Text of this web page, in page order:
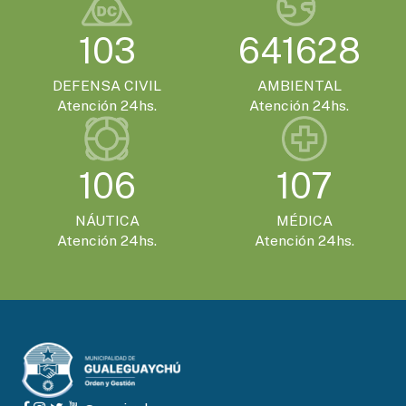
103
DEFENSA CIVIL
Atención 24hs.
641628
AMBIENTAL
Atención 24hs.
106
NÁUTICA
Atención 24hs.
107
MÉDICA
Atención 24hs.